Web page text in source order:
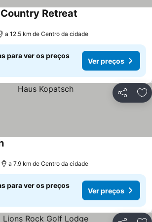
Retreat
a 12.5 km de Centro da cidade
para ver os preços
Ver preços
Partilhar
a 7.9 km de Centro da cidade
para ver os preços
Ver preços